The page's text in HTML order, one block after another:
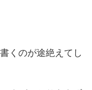
くのが途絶えてし